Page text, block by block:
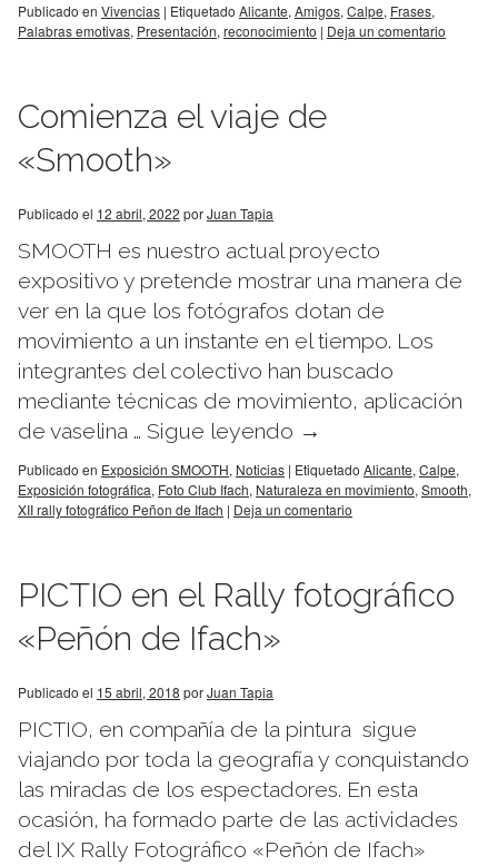
Publicado en Vivencias | Etiquetado Alicante, Amigos, Calpe, Frases,
Palabras emotivas, Presentación, reconocimiento | Deja un comentario
Comienza el viaje de
«Smooth»
Publicado el 12 abril, 2022 porJuan Tapia
SMOOTH es nuestro actual proyecto
expositivo y pretende mostrar una manera de
ver en la que los fotógrafos dotan de
movimiento a un instante en el tiempo. Los
integrantes del colectivo han buscado
mediante técnicas de movimiento, aplicación
de vaselina … Sigue leyendo →
Publicado en Exposición SMOOTH, Noticias | Etiquetado Alicante, Calpe,
Exposición fotográfica, Foto Club Ifach, Naturaleza en movimiento, Smooth,
XII rally fotográfico Peñon de Ifach | Deja un comentario
PICTIO en el Rally fotográfico
«Peñón de Ifach»
Publicado el 15 abril, 2018 porJuan Tapia
PICTIO, en compañía de la pintura sigue
viajando por toda la geografía y conquistando
las miradas de los espectadores. En esta
ocasión, ha formado parte de las actividades
del IX Rally Fotográfico «Peñón de Ifach»